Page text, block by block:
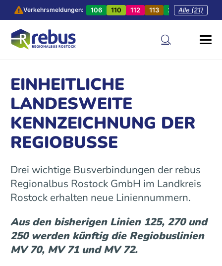
Verkehrsmeldungen: 106 110 112 113 201 202
Alle (21)
EINHEITLICHE
LANDESWEITE
KENNZEICHNUNG DER
REGIOBUSSE
Drei wichtige Busverbindungen der rebus
Regionalbus Rostock GmbH im Landkreis
Rostock erhalten neue Liniennummern.
Aus den bisherigen Linien 125, 270 und
250 werden künftig die Regiobuslinien
MV 70, MV 71 und MV 72.